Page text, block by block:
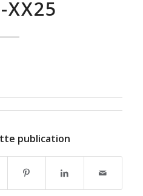
XX25
publication